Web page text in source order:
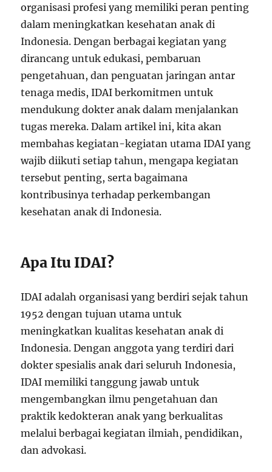
organisasi profesi yang memiliki peran penting
dalam meningkatkan kesehatan anak di
Indonesia. Dengan berbagai kegiatan yang
dirancang untuk edukasi, pembaruan
pengetahuan, dan penguatan jaringan antar
tenaga medis, IDAI berkomitmen untuk
mendukung dokter anak dalam menjalankan
tugas mereka. Dalam artikel ini, kita akan
membahas kegiatan-kegiatan utama IDAI yang
wajib diikuti setiap tahun, mengapa kegiatan
tersebut penting, serta bagaimana
kontribusinya terhadap perkembangan
kesehatan anak di Indonesia.
Apa Itu IDAI?
IDAI adalah organisasi yang berdiri sejak tahun
1952 dengan tujuan utama untuk
meningkatkan kualitas kesehatan anak di
Indonesia. Dengan anggota yang terdiri dari
dokter spesialis anak dari seluruh Indonesia,
IDAI memiliki tanggung jawab untuk
mengembangkan ilmu pengetahuan dan
praktik kedokteran anak yang berkualitas
melalui berbagai kegiatan ilmiah, pendidikan,
dan advokasi.